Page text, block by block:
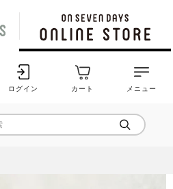
ログイン カート メニュー